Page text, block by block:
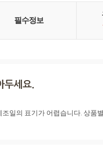
필수정보
조일의 표기가 어렵습니다. 상